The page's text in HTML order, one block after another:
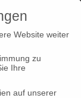
„Falcianis
Website weiter
zu
Ihre
auf unserer